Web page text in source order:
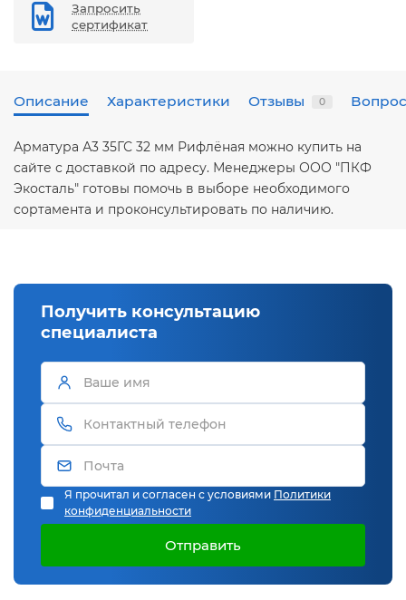
Запросить
сертификат
Описание Характеристики Отзывы 0
Арматура А3 35ГС 32 мм Рифлёная можно купить на
сайте с доставкой по адресу. Менеджеры ООО "ПКФ
Экосталь" готовы помочь в выборе необходимого
сортамента и проконсультировать по наличию.
Получить консультацию
специалиста
Я прочитал и согласен с условиями Политики
конфиденциальности
Отправить